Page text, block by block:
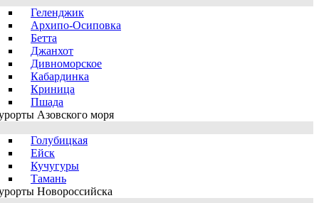
Геленджик
Архипо-Осиповка
Бетта
Джанхот
Дивноморское
Кабардинка
Криница
Пшада
Азовского моря
Голубицкая
Ейск
Кучугуры
Тамань
Новороссийска